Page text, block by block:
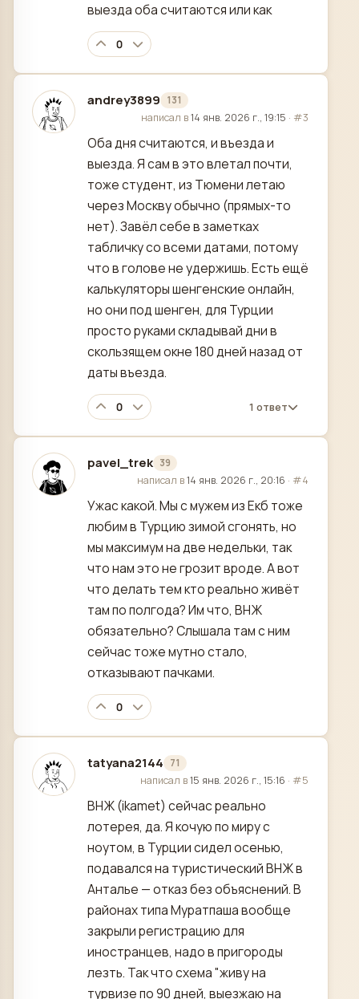
выезда оба считаются или как
0
andrey3899 131
отредактировано
написал в14 янв. 2026 г., 19:15 · #3
Оба дня считаются, и въезда и
выезда. Я сам в это влетал почти,
тоже студент, из Тюмени летаю
через Москву обычно (прямых-то
нет). Завёл себе в заметках
табличку со всеми датами, потому
что в голове не удержишь. Есть ещё
калькуляторы шенгенские онлайн,
но они под шенген, для Турции
просто руками складывай дни в
скользящем окне 180 дней назад от
даты въезда.
0 1 ответ
pavel_trek 39
отредактировано
написал в14 янв. 2026 г., 20:16 · #4
Ужас какой. Мы с мужем из Екб тоже
любим в Турцию зимой сгонять, но
мы максимум на две недельки, так
что нам это не грозит вроде. А вот
что делать тем кто реально живёт
там по полгода? Им что, ВНЖ
обязательно? Слышала там с ним
сейчас тоже мутно стало,
отказывают пачками.
0
tatyana2144 71
отредактировано
написал в15 янв. 2026 г., 15:16 · #5
ВНЖ (ikamet) сейчас реально
лотерея, да. Я кочую по миру с
ноутом, в Турции сидел осенью,
подавался на туристический ВНЖ в
Анталье — отказ без объяснений. В
районах типа Муратпаша вообще
закрыли регистрацию для
иностранцев, надо в пригороды
лезть. Так что схема "живу на
турвизе по 90 дней, выезжаю на